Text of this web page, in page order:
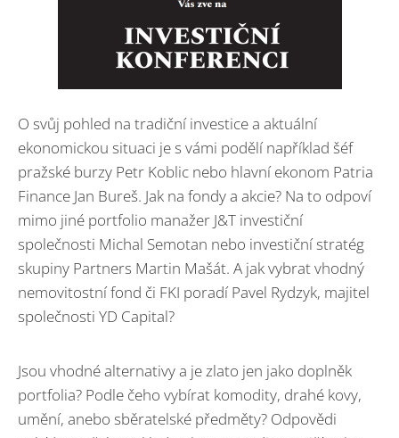
O svůj pohled na tradiční investice a aktuální
ekonomickou situaci je s vámi podělí například šéf
pražské burzy Petr Koblic nebo hlavní ekonom Patria
Finance Jan Bureš. Jak na fondy a akcie? Na to odpoví
mimo jiné portfolio manažer J&T investiční
společnosti Michal Semotan nebo investiční stratég
skupiny Partners Martin Mašát. A jak vybrat vhodný
nemovitostní fond či FKI poradí Pavel Rydzyk, majitel
společnosti YD Capital?
Jsou vhodné alternativy a je zlato jen jako doplněk
portfolia? Podle čeho vybírat komodity, drahé kovy,
umění, anebo sběratelské předměty? Odpovědi